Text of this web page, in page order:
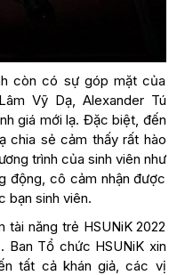
còn có sự góp mặt của
Vỹ Dạ, Alexander Tú
giá mới lạ. Đặc biệt, đến
chia sẻ cảm thấy rất hào
trình của sinh viên như
động, cô cảm nhận được
bạn sinh viên.
tài năng trẻ HSUNiK 2022
Ban Tổ chức HSUNiK xin
tất cả khán giả, các vị